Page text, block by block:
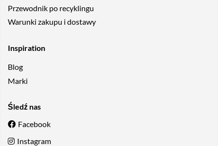
Przewodnik po recyklingu
Warunki zakupu i dostawy
Inspiration
Blog
Marki
Śledź nas
Facebook
Instagram